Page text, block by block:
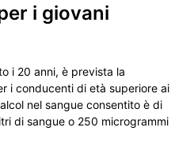
i giovani
i 20 anni, è prevista la
i conducenti di età superiore ai
nel sangue consentito è di
di sangue o 250 microgrammi